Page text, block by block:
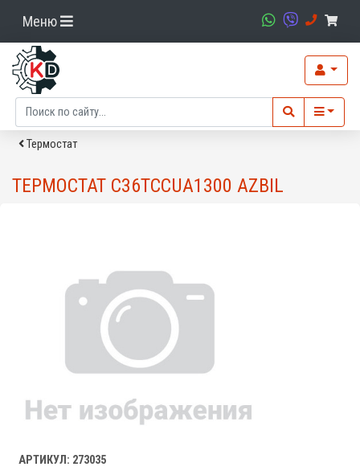
Меню
Термостат
ТЕРМОСТАТ C36TCCUA1300 AZBIL
АРТИКУЛ: 273035